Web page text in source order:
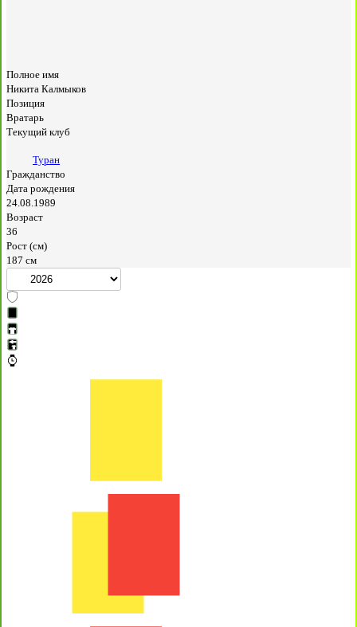
Полное имя
Никита Калмыков
Позиция
Вратарь
Текущий клуб
Туран
Гражданство
Дата рождения
24.08.1989
Возраст
36
Рост (см)
187 см